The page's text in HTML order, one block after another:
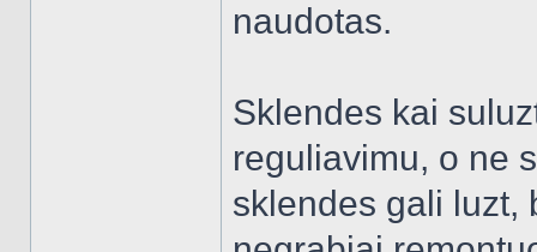
naudotas.
Sklendes kai
reguliavimu, o ne
sklendes gali luzt,